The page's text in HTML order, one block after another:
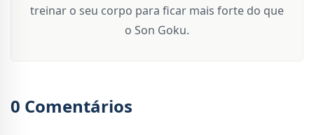
treinar o seu corpo para ficar mais forte do que
o Son Goku.
0 Comentários